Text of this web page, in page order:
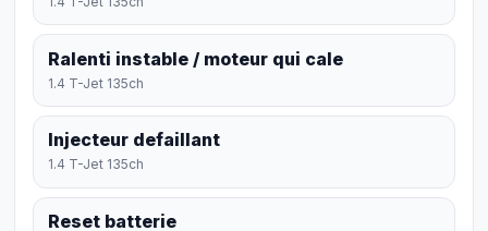
Ralenti instable / moteur qui cale
1.4 T-Jet 135ch
Injecteur defaillant
1.4 T-Jet 135ch
Reset batterie